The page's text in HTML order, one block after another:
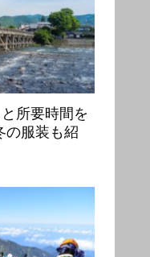
所要時間を
の服装も紹